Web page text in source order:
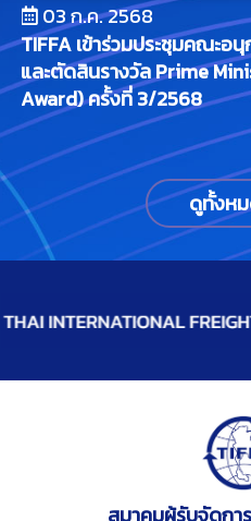
03 ก.ค. 2568
TIFFA เข้าร่วมประชุมคณะ
และตัดสินรางวัล Prime
Award) ครั้งที่ 3/2568
ดูทั้งห
สมาคมผู้รับจัดกา